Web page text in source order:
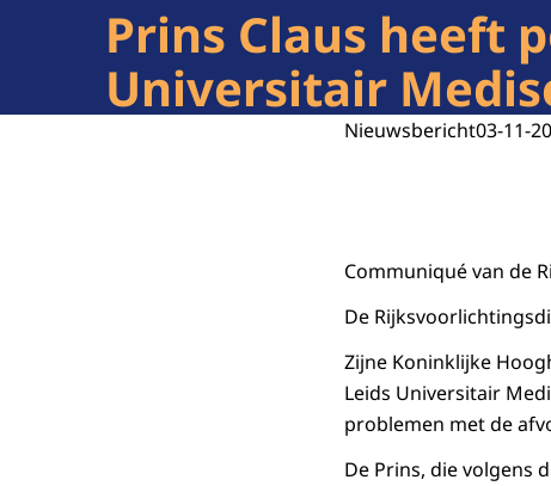
Prins Claus heeft
Universitair
Nieuwsbericht03-11-
Communiqué van de
De
Zijne Koninklijke
Leids Universitair
problemen met de
De Prins, die volgens